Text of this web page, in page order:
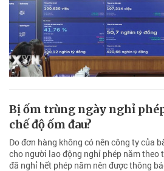
Bị ốm trùng ngày nghỉ
chế độ ốm đau?
Do đơn hàng không có nên công ty của
cho người lao động nghỉ phép năm theo
đã nghỉ hết phép năm nên được thông